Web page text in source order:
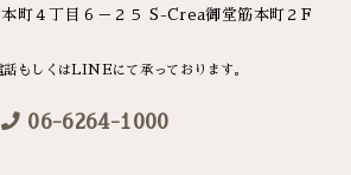
町４丁目６－２５ S-Crea御堂筋本町２F
話もしくはLINEにて承っております。
06-6264-1000